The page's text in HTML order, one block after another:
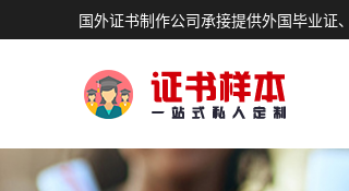
国外证书制作公司承接提供外国毕业证